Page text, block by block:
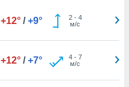
+12° / +9° 2- 4
м/с
+12° / +7° 4- 7
м/с